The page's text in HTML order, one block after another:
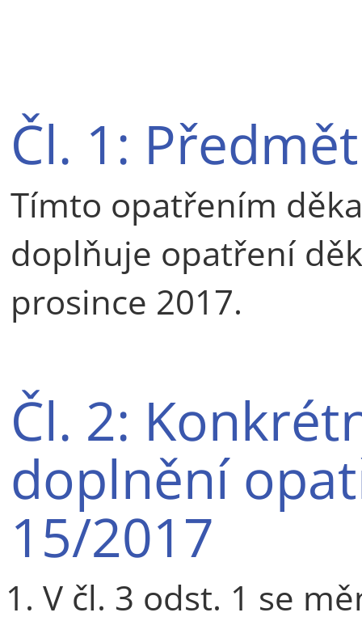
Čl. 1:
Tímto opatřením
doplňuje opatření
prosince 2017.
Čl. 2:
doplnění
15/2017
V čl. 3 odst. 1 se